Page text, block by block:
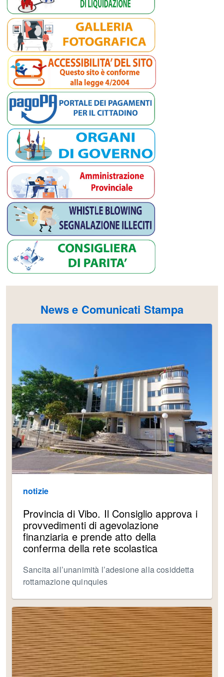
News e Comunicati Stampa
notizie
Provincia di Vibo. Il Consiglio approva i
provvedimenti di agevolazione
finanziaria e prende atto della
conferma della rete scolastica
Sancita all’unanimità l’adesione alla cosiddetta
rottamazione quinquies